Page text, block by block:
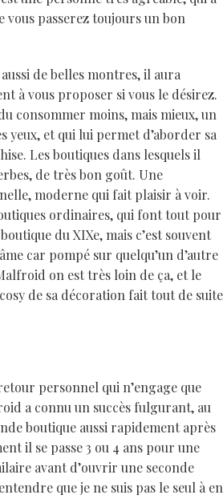
vous passerez toujours un bon
de belles montres, il aura
à vous proposer si vous le désirez.
consommer moins, mais mieux, un
yeux, et qui lui permet d’aborder sa
Les boutiques dans lesquels il
de très bon goût. Une
moderne qui fait plaisir à voir.
ordinaires, qui font tout pour
du XIXe, mais c’est souvent
car pompé sur quelqu’un d’autre
on est très loin de ça, et le
de sa décoration fait tout de suite
personnel qui n’engage que
a connu un succès fulgurant, au
boutique aussi rapidement après
il se passe 3 ou 4 ans pour une
avant d’ouvrir une seconde
que je ne suis pas le seul à en